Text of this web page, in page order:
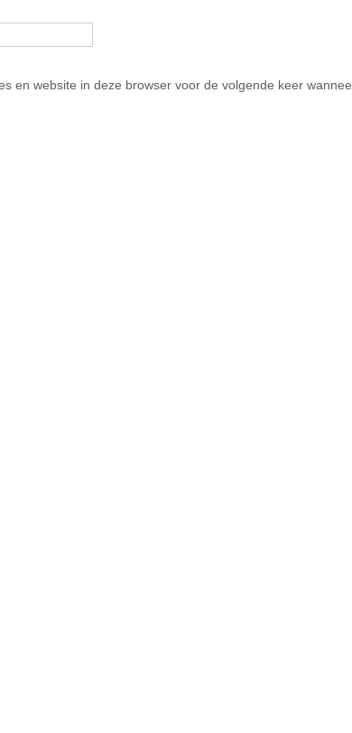
en website in deze browser voor de volgende keer